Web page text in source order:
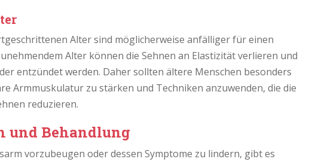
Alter sind möglicherweise anfälliger für einen
Alter können die Sehnen an Elastizität verlieren und
entzündet werden. Daher sollten ältere Menschen besonders
Armmuskulatur zu stärken und Techniken anzuwenden, die die
reduzieren.
und Behandlung
vorzubeugen oder dessen Symptome zu lindern, gibt es